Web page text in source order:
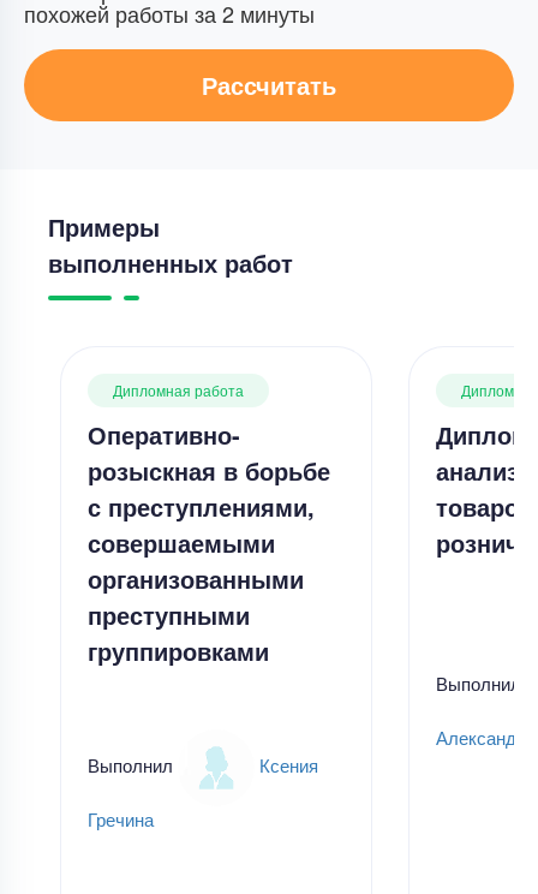
похожей работы за 2 минуты
Рассчитать
Примеры
выполненных работ
Дипломная работа
Оперативно-
розыскная в борьбе
с преступлениями,
совершаемыми
организованными
преступными
группировками
Выполнил Ксения
Гречина
анализ
Выполнил
Александр